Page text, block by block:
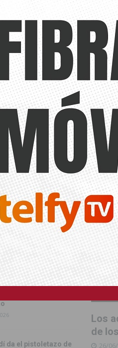
El
26/
La
Los
de
26/
Cristiana llena de
las calles de
en una multitudinaria
festera
de la Entrada Mora
las calles de
se adueña de
con la presentación
festeros y la
castillo
la Horadada
con emoción el
de su
como municipio
presume de raíces
da el pistoletazo de